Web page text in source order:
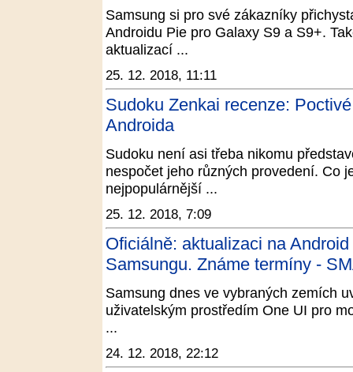
Samsung si pro své zákazníky
Androidu Pie pro Galaxy S9 a S9+.
aktualizací ...
25. 12. 2018, 11:11
Sudoku Zenkai recenze:
Androida
Sudoku není asi třeba nikomu
nespočet jeho různých provedení. Co
nejpopulárnější ...
25. 12. 2018, 7:09
Oficiálně: aktualizaci na
Samsungu. Známe termíny -
Samsung dnes ve vybraných zemích
uživatelským prostředím One UI pro
...
24. 12. 2018, 22:12